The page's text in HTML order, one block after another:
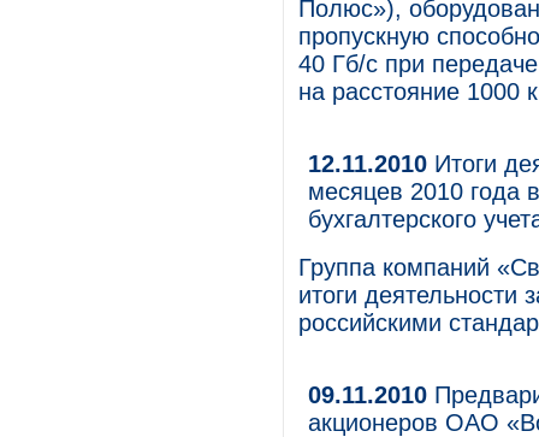
Полюс»),
пропускную
40 Гб/с при
на расстояние 1000
12.11.2010 Итоги
месяцев 2010 года
бухгалтерского
Группа компаний
итоги деятельности
российскими
09.11.2010
акционеров ОАО